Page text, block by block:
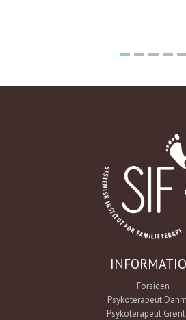
Forsiden
Psykoterapeut
Psykoterapeut